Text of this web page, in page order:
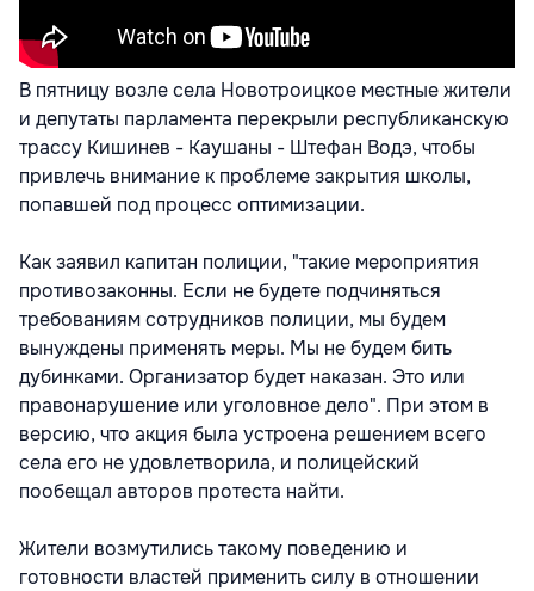
В пятницу возле села Новотроицкое местные жители
и депутаты парламента перекрыли республиканскую
трассу Кишинев - Каушаны - Штефан Водэ, чтобы
привлечь внимание к проблеме закрытия школы,
попавшей под процесс оптимизации.
Как заявил капитан полиции, "такие мероприятия
противозаконны. Если не будете подчиняться
требованиям сотрудников полиции, мы будем
вынуждены применять меры. Мы не будем бить
дубинками. Организатор будет наказан. Это или
правонарушение или уголовное дело". При этом в
версию, что акция была устроена решением всего
села его не удовлетворила, и полицейский
пообещал авторов протеста найти.
Жители возмутились такому поведению и
готовности властей применить силу в отношении